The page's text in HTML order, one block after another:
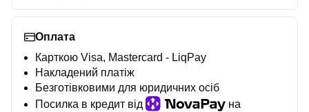
Оплата
Карткою Visa, Mastercard - LiqPay
Накладений платіж
Безготівковими для юридичних осіб
Посилка в кредит від
на